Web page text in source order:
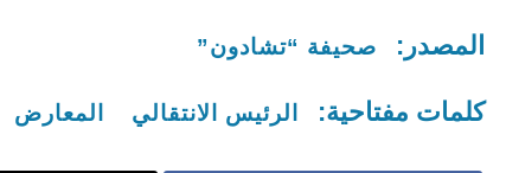
المصدر: صحيفة “تشادون”
كلمات مفتاحية: الرئيس الانتقالي المعارض